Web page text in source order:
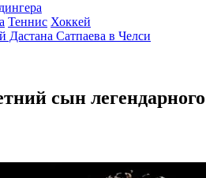
Теннис Хоккей
Дастана Сатпаева в Челси
сын